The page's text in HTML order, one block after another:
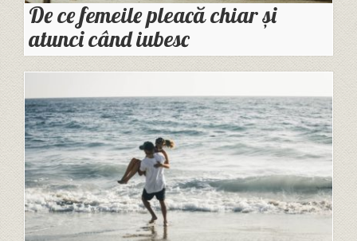
De ce femeile pleacă chiar și
atunci când iubesc